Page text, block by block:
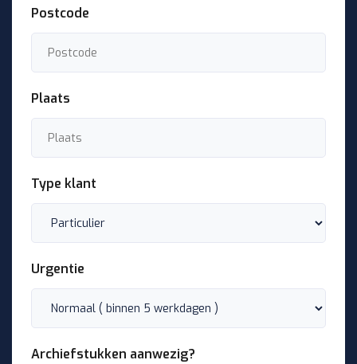
Postcode
Plaats
Type klant
Urgentie
Archiefstukken aanwezig?